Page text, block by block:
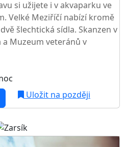
si užijete i v akvaparku ve
Velké Meziříčí nabízí kromě
šlechtická sídla. Skanzen v
a Muzeum veteránů v
Uložit na později